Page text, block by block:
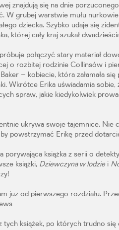
znajdują się na dnie
W grubej warstwie mułu
dziecka. Szybko udaje się
której cały kraj szukał
połączyć stary materiał
o rozbitej rodzinie Collinsów i
– kobiecie, która załamała
Wkrótce Erika uświadamia sobie,
spraw, jakie kiedykolwiek
ukrywa swoje tajemnice. Nie
powstrzymać Erikę przed
porywająca książka z serii o
książki, Dziewczyna w lodziei
już od pierwszego rozdziału.
tych książek, po których trudno